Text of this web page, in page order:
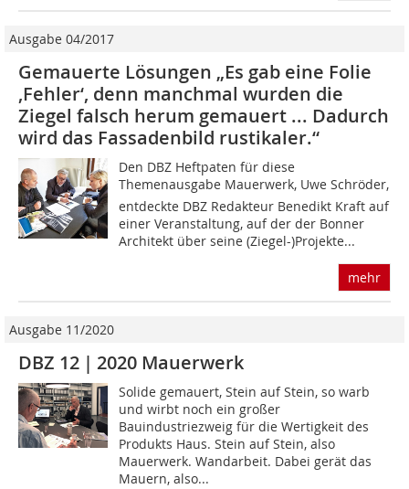
Ausgabe 04/2017
Gemauerte Lösungen „Es gab eine Folie
‚Fehler‘, denn manchmal wurden die
Ziegel falsch herum gemauert ... Dadurch
wird das Fassadenbild rustikaler.“
Den DBZ Heftpaten für diese
Themenausgabe Mauerwerk, Uwe Schröder,
entdeckte DBZ Redakteur Benedikt Kraft auf
einer Veranstaltung, auf der der Bonner
Architekt über seine (Ziegel-)Projekte...
mehr
Ausgabe 11/2020
DBZ 12 | 2020 Mauerwerk
Solide gemauert, Stein auf Stein, so warb
und wirbt noch ein großer
Bauindustriezweig für die Wertigkeit des
Produkts Haus. Stein auf Stein, also
Mauerwerk. Wandarbeit. Dabei gerät das
Mauern, also...